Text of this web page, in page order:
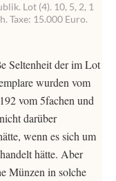
Lot (4). 10, 5, 2, 1
Taxe: 15.000 Euro.
Seltenheit der im Lot
wurden vom
vom 5fachen und
darüber
wenn es sich um
hätte. Aber
Münzen in solche